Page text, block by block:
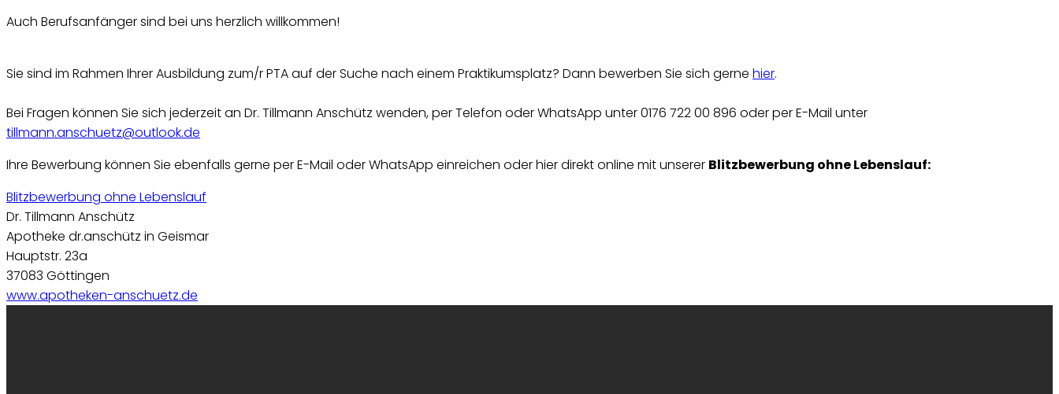
Auch Berufsanfänger sind bei uns herzlich willkommen!
Sie sind im Rahmen Ihrer Ausbildung zum/r PTA auf der Suche nach einem Praktikumsplatz? Dann bewerben Sie sich gerne hier.
Bei Fragen können Sie sich jederzeit an Dr. Tillmann Anschütz wenden, per Telefon oder WhatsApp unter 0176 722 00 896 oder per E-Mail unter
tillmann.anschuetz@outlook.de
Ihre Bewerbung können Sie ebenfalls gerne per E-Mail oder WhatsApp einreichen oder hier direkt online mit unserer Blitzbewerbung ohne Lebenslauf:
Blitzbewerbung ohne Lebenslauf
Dr. Tillmann Anschütz
Apotheke dr.anschütz in Geismar
Hauptstr. 23a
37083 Göttingen
www.apotheken-anschuetz.de